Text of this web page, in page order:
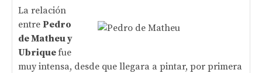
La relación
entre Pedro
de Matheu y
Ubriquefue
muy intensa, desde que llegara a pintar, por primera